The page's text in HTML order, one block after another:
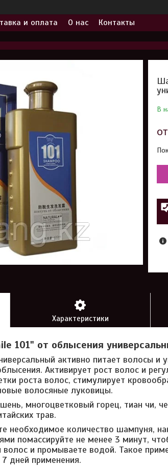
и оплата О нас Контакты
В
от
Характеристики
101" от облысения
активно питает волосы и
Активирует рост волос и
роста волос, стимулирует
волосяные луковицы.
многоцветковый горец, тиан чи,
трав.
необходимое количество шампуня,
помассируйте не менее 3 минут,
и промываете водой. Такое
дней применения.